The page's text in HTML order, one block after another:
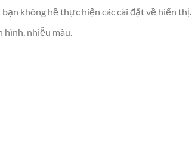
không hề thực hiện các cài đặt về hiển thị.
hình, nhiễu màu.